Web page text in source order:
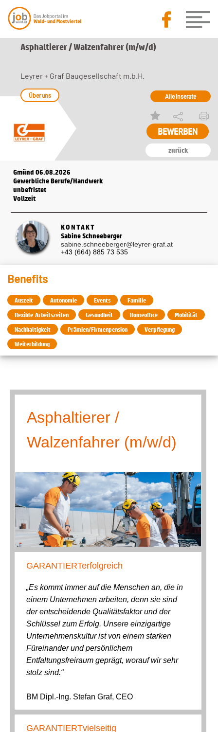
Asphaltierer / Walzenfahrer (m/w/d)
zurück
Leyrer + Graf Baugesellschaft m.b.H.
Über uns Alle Inserate
Gmünd 06.08.2026
Gewerbliche Berufe/Handwerk
unbefristet
Vollzeit
KONTAKT
Sabine Schneeberger
sabine.schneeberger@leyrer-graf.at
+43 (664) 885 73 535
Benefits
Auszeit Autonomie Events
Familie
flexible Arbeitszeiten
Gesundheit Homeoffice
Mobilität
Nachhaltigkeit
Prämien/Firmenpension
Verpflegung
Weiterbildung